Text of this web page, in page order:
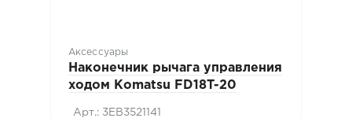
Аксессуары
Наконечник рычага управления
ходом Komatsu FD18T-20
Арт.: 3EB3521141